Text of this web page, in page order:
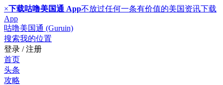
×下载咕噜美国通 App不放过任何一条有价值的美国资讯下载
App
咕噜美国通 (Guruin)
搜索我的位置
登录 / 注册
首页
头条
攻略